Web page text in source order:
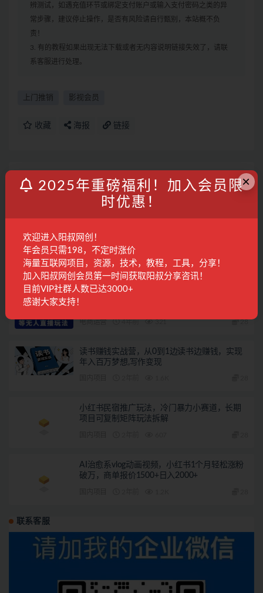
辨测试，如遇充值环节或绑定支付账户或输入支付密码之类的异
常步骤，建议停止操作，是否有风险请自行甄别，本站概不负
责！
3. 有的教程如果出现无法下载或者无内容说明链接失效了，请联
系客服进行处理。
上门推销 影视会员
收藏 海报 链接
上一篇
淘宝虚拟违规侵权规避方法与建议，6个部分详细讲
跨境拼多多TEMU实操选品运营方法，选品避坑12条标
准，爆款的底层思路等
相关文章
无人+半无人直播实操训练营：护肤品、饮料、
电商运营 4年前 321 28
读书赚钱实战营，从0到1边读书边赚钱，实现
年入百万梦想,写作变现
小红书民宿推广玩法，冷门暴力小赛道，长期
项目可复制矩阵玩法拆解
AI治愈系vlog动画视频，小红书1个月轻松涨粉
破万，商单报价1500+日入2000+
联系客服
×
2025年重磅福利！加入会员限
时优惠！
欢迎进入阳叔网创！
年会员只需198，不定时涨价
海量互联网项目，资源，技术，教程，工具，分享！
加入阳叔网创会员第一时间获取阳叔分享咨讯！
目前VIP社群人数已达3000+
感谢大家支持！